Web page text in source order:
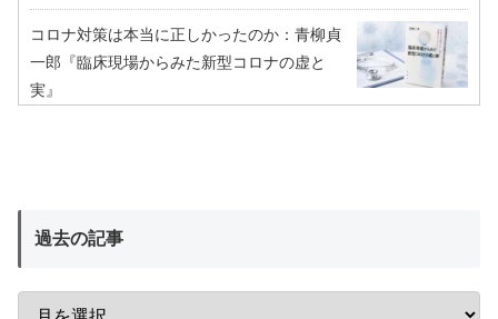
コロナ対策は本当に正しかったのか：青柳貞
一郎『臨床現場からみた新型コロナの虚と
実』
過去の記事